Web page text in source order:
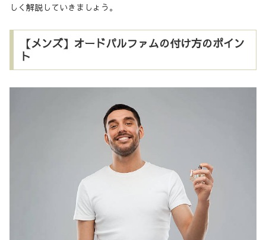
しく解説していきましょう。
【メンズ】オードパルファムの付け方のポイン
ト